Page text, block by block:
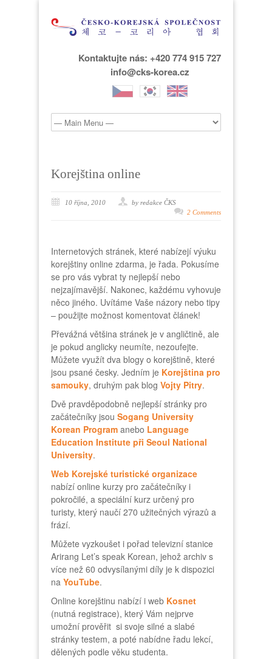
Kontaktujte nás: +420 774 915 727
info@cks-korea.cz
Korejština online
10 října, 2010
by redakce ČKS
2 Comments
Internetových stránek, které nabízejí výuku
korejštiny online zdarma, je řada. Pokusíme
se pro vás vybrat ty nejlepší nebo
nejzajímavější. Nakonec, každému vyhovuje
něco jiného. Uvítáme Vaše názory nebo tipy
– použijte možnost komentovat článek!
Převážná většina stránek je v angličtině, ale
je pokud anglicky neumíte, nezoufejte.
Můžete využít dva blogy o korejštině, které
jsou psané česky. Jedním je Korejština pro
samouky, druhým pak blog Vojty Pitry.
Dvě pravděpodobně nejlepší stránky pro
začátečníky jsou Sogang University
Korean Program anebo Language
Education Institute při Seoul National
University.
Web Korejské turistické organizace
nabízí online kurzy pro začátečníky i
pokročilé, a speciální kurz určený pro
turisty, který naučí 270 užitečných výrazů a
frází.
Můžete vyzkoušet i pořad televizní stanice
Arirang Let’s speak Korean, jehož archiv s
více než 60 odvysílanými díly je k dispozici
na YouTube.
Online korejštinu nabízí i web Kosnet
(nutná registrace), který Vám nejprve
umožní prověřit si svoje silné a slabé
stránky testem, a poté nabídne řadu lekcí,
dělených podle věku studenta.